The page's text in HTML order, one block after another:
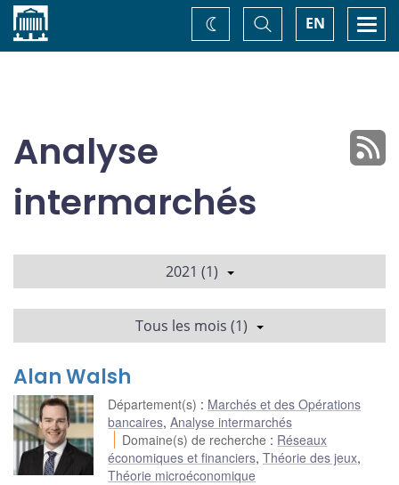
Accueil EN
Basculer
la
recherche
Changez
de
Analyse
intermarchés
2021 (1)
Tous les mois (1)
Alan Walsh
Département(s) : Marchés et des Opérations
bancaires, Analyse intermarchés
Domaine(s) de recherche : Réseaux
économiques et financiers, Théorie des jeux,
Théorie microéconomique